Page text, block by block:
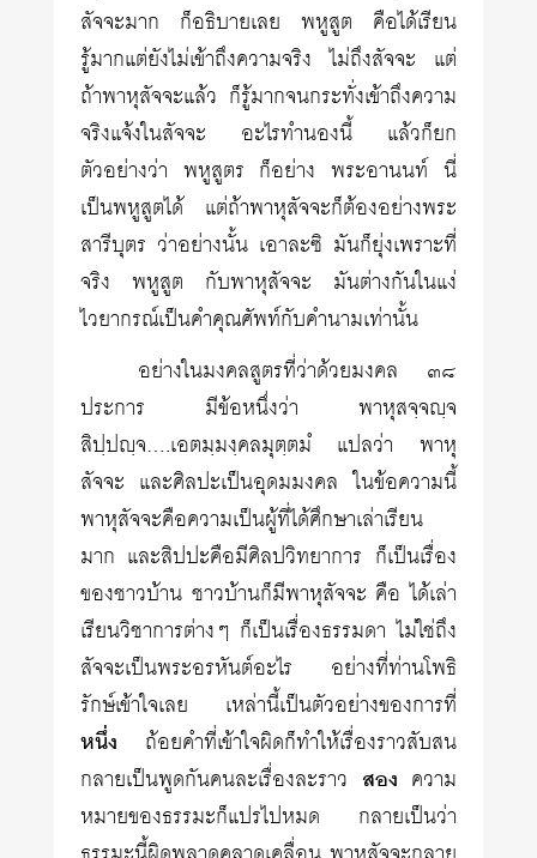
สัจจะมาก ก็อธิบายเลย พหูสูต คือได้เรียน
รู้มากแต่ยังไม่เข้าถึงความจริง ไม่ถึงสัจจะ แต่
ถ้าพาหุสัจจะแล้ว ก็รู้มากจนกระทั่งเข้าถึงความ
จริงแจ้งในสัจจะ อะไรทำนองนี้ แล้วก็ยก
ตัวอย่างว่า พหูสูตร ก็อย่าง พระอานนท์ นี่
เป็นพหูสูตได้ แต่ถ้าพาหุสัจจะก็ต้องอย่างพระ
สารีบุตร ว่าอย่างนั้น เอาละซิ มันก็ยุ่งเพราะที่
จริง พหูสูต กับพาหุสัจจะ มันต่างกันในแง่
ไวยากรณ์เป็นคำคุณศัพท์กับคำนามเท่านั้น
อย่างในมงคลสูตรที่ว่าด้วยมงคล ๓๘
ประการ มีข้อหนึ่งว่า พาหุสจฺจญฺจ
สิปฺปญฺจ….เอตมฺมงฺคลมุตฺตมํ แปลว่า พาหุ
สัจจะ และศิลปะเป็นอุดมมงคล ในข้อความนี้
พาหุสัจจะคือความเป็นผู้ที่ได้ศึกษาเล่าเรียน
มาก และสิปปะคือมีศิลปวิทยาการ ก็เป็นเรื่อง
ของชาวบ้าน ชาวบ้านก็มีพาหุสัจจะ คือ ได้เล่า
เรียนวิชาการต่างๆ ก็เป็นเรื่องธรรมดา ไม่ใช่ถึง
สัจจะเป็นพระอรหันต์อะไร อย่างที่ท่านโพธิ
รักษ์เข้าใจเลย เหล่านี้เป็นตัวอย่างของการที่
หนึ่ง ถ้อยคำที่เข้าใจผิดก็ทำให้เรื่องราวสับสน
กลายเป็นพูดกันคนละเรื่องละราว สอง ความ
หมายของธรรมะก็แปรไปหมด กลายเป็นว่า